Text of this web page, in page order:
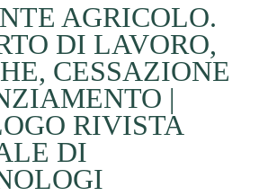
AGRICOLO.
DI LAVORO,
CESSAZIONE
|
RIVISTA
DI